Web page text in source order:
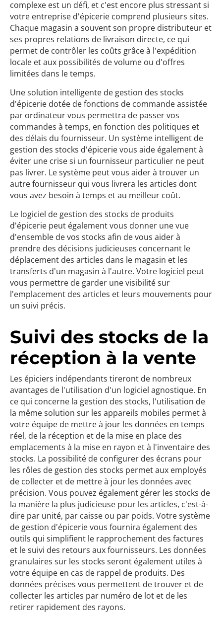
complexe est un défi, et c'est encore plus stressant si
votre entreprise d'épicerie comprend plusieurs sites.
Chaque magasin a souvent son propre distributeur et
ses propres relations de livraison directe, ce qui
permet de contrôler les coûts grâce à l'expédition
locale et aux possibilités de volume ou d'offres
limitées dans le temps.
Une solution intelligente de gestion des stocks
d'épicerie dotée de fonctions de commande assistée
par ordinateur vous permettra de passer vos
commandes à temps, en fonction des politiques et
des délais du fournisseur. Un système intelligent de
gestion des stocks d'épicerie vous aide également à
éviter une crise si un fournisseur particulier ne peut
pas livrer. Le système peut vous aider à trouver un
autre fournisseur qui vous livrera les articles dont
vous avez besoin à temps et au meilleur coût.
Le logiciel de gestion des stocks de produits
d'épicerie peut également vous donner une vue
d'ensemble de vos stocks afin de vous aider à
prendre des décisions judicieuses concernant le
déplacement des articles dans le magasin et les
transferts d'un magasin à l'autre. Votre logiciel peut
vous permettre de garder une visibilité sur
l'emplacement des articles et leurs mouvements pour
un suivi précis.
Suivi des stocks de la
réception à la vente
Les épiciers indépendants tireront de nombreux
avantages de l'utilisation d'un logiciel agnostique. En
ce qui concerne la gestion des stocks, l'utilisation de
la même solution sur les appareils mobiles permet à
votre équipe de mettre à jour les données en temps
réel, de la réception et de la mise en place des
emplacements à la mise en rayon et à l'inventaire des
stocks. La possibilité de configurer des écrans pour
les rôles de gestion des stocks permet aux employés
de collecter et de mettre à jour les données avec
précision. Vous pouvez également gérer les stocks de
la manière la plus judicieuse pour les articles, c'est-à-
dire par unité, par caisse ou par poids. Votre système
de gestion d'épicerie vous fournira également des
outils qui simplifient le rapprochement des factures
et le suivi des retours aux fournisseurs. Les données
granulaires sur les stocks seront également utiles à
votre équipe en cas de rappel de produits. Des
données précises vous permettent de trouver et de
collecter les articles par numéro de lot et de les
retirer rapidement des rayons.